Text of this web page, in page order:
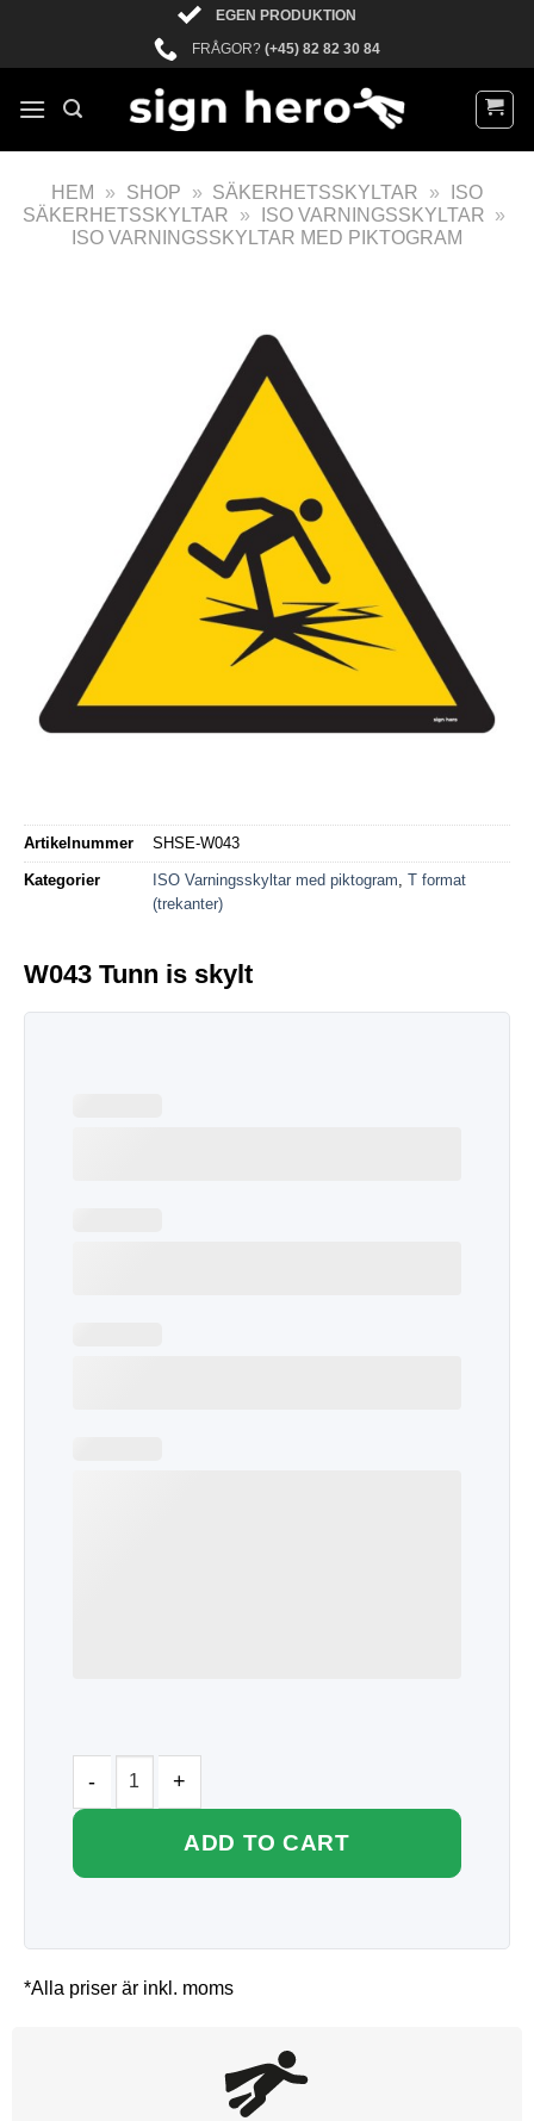
EGEN PRODUKTION
FRÅGOR? (+45) 82 82 30 84
HEM » SHOP » SÄKERHETSSKYLTAR »
ISO
SÄKERHETSSKYLTAR
» ISO VARNINGSSKYLTAR »
ISO VARNINGSSKYLTAR MED PIKTOGRAM
Artikelnummer SHSE-W043
Kategorier ISO Varningsskyltar med piktogram T format
(trekanter)
W043 Tunn is skylt
ADD TO CART
*Alla priser är inkl. moms